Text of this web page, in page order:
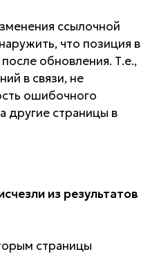
ссылочной
что позиция в
обновления. Т.е.,
в связи, не
ошибочного
другие страницы в
из результатов
страницы